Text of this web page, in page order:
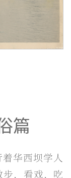
篇
华西坝学人
，看戏，吃